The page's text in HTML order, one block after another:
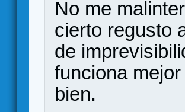
No me
cierto regusto
de
funciona
bien.